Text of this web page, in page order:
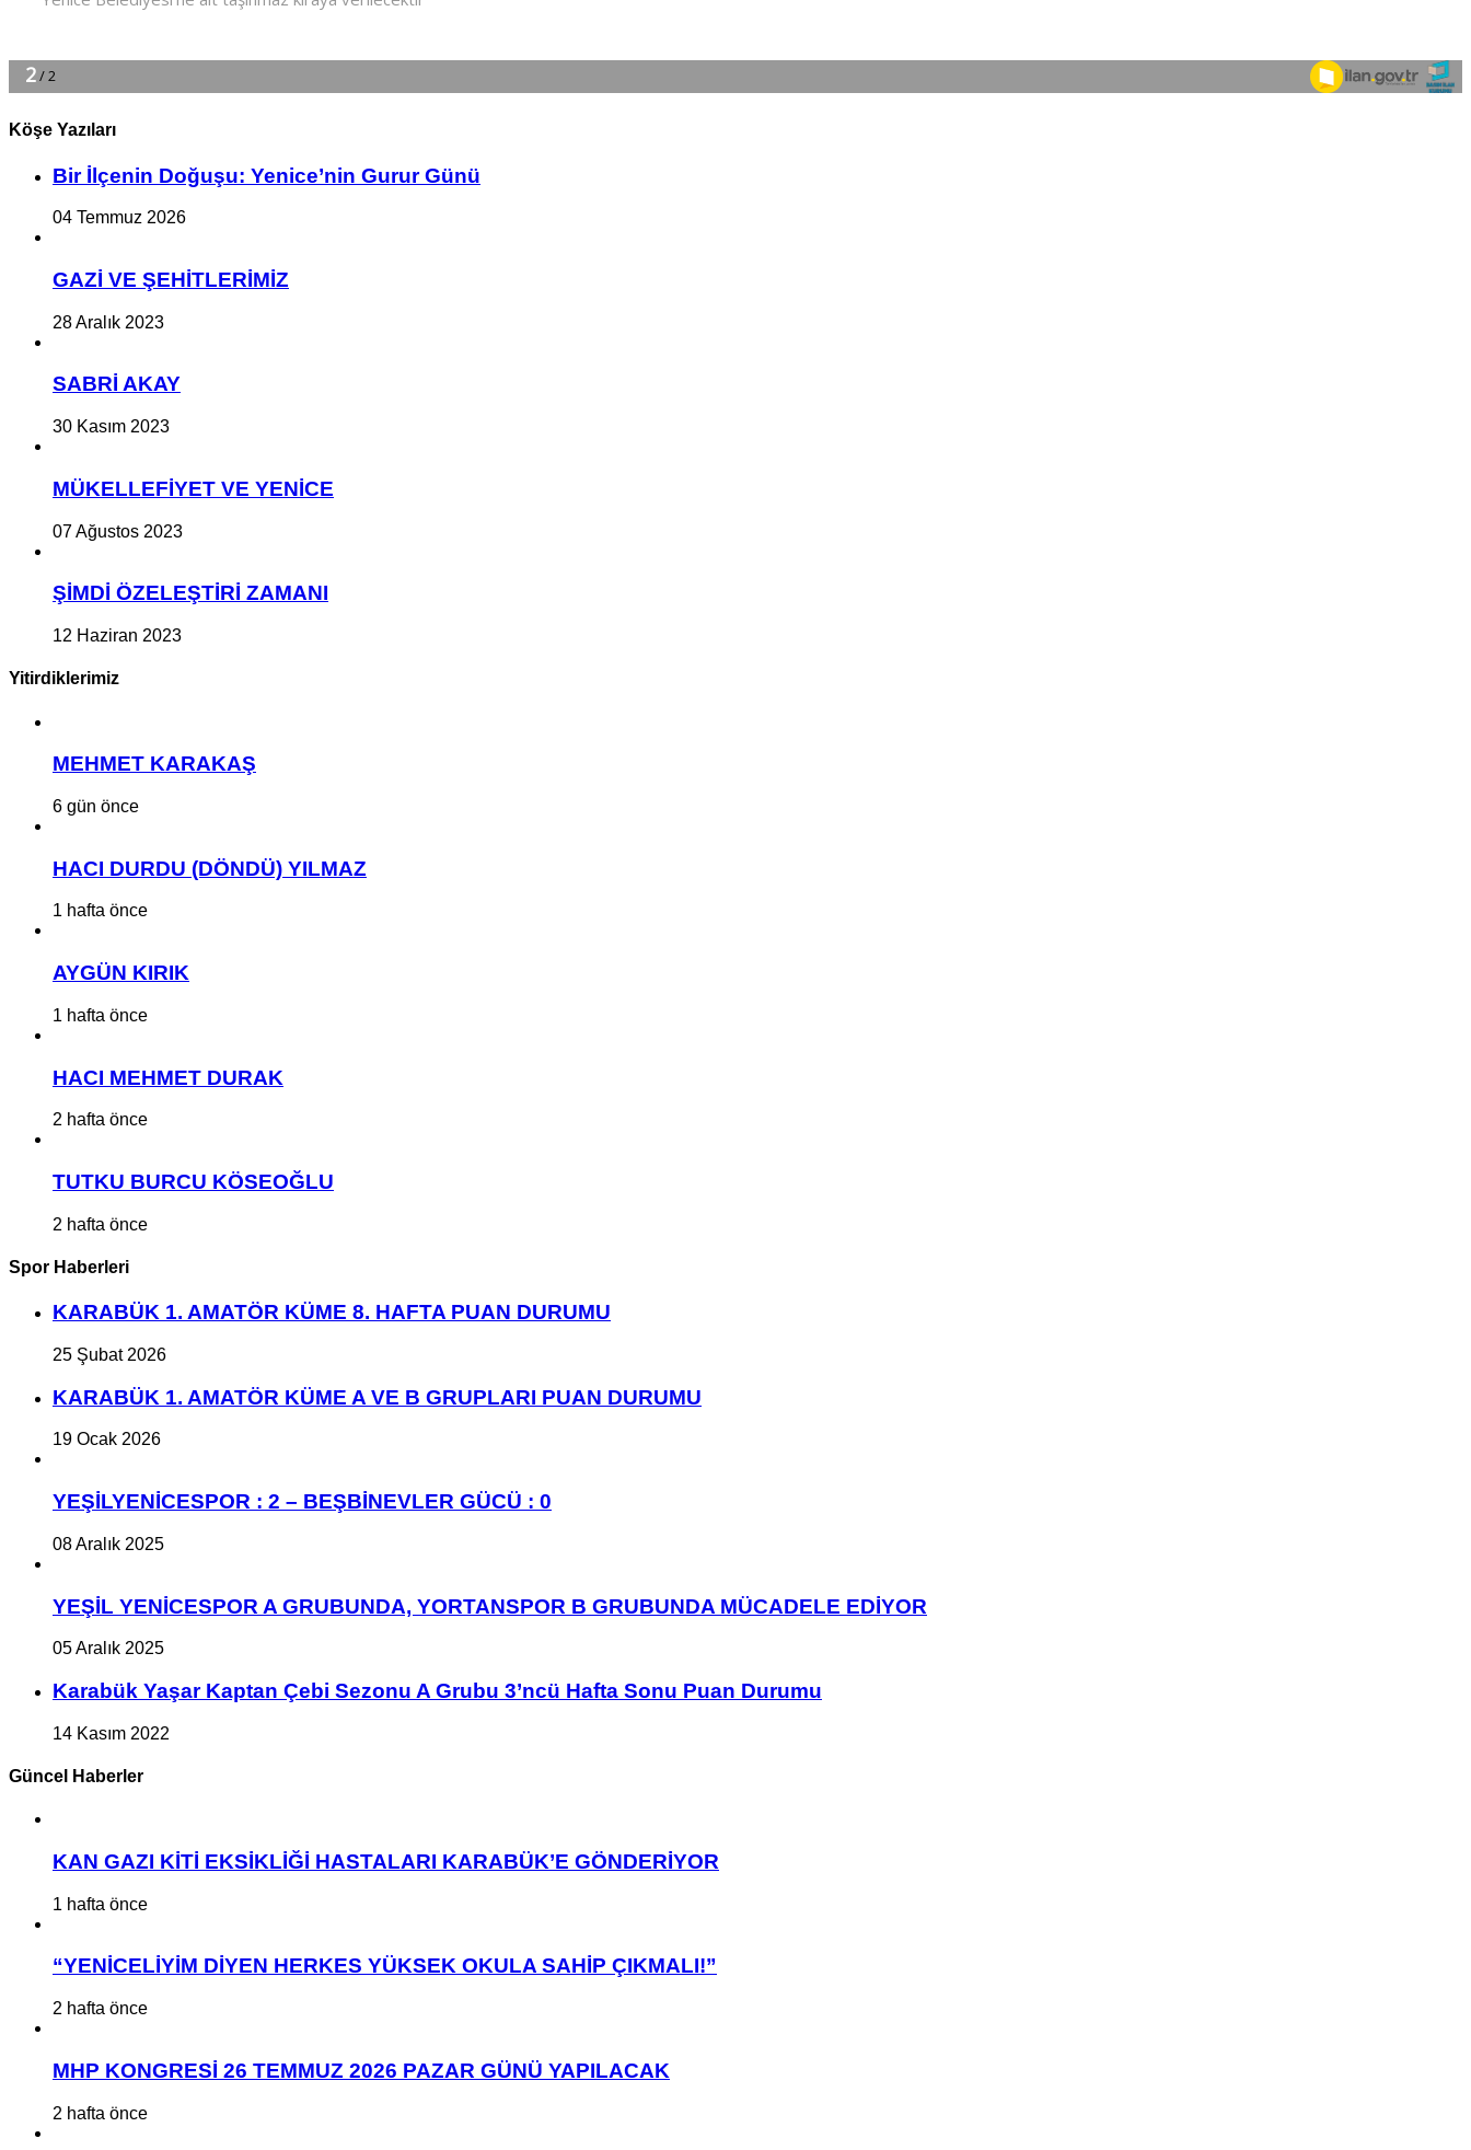
Köşe Yazıları
Bir İlçe­nin Do­ğu­şu: Ye­ni­ce’nin Gurur Günü
04 Temmuz 2026
GAZİ VE ŞEHİTLERİMİZ
28 Aralık 2023
SABRİ AKAY
30 Kasım 2023
MÜKELLEFİYET VE YENİCE
07 Ağustos 2023
ŞİMDİ ÖZELEŞTİRİ ZAMANI
12 Haziran 2023
Yitirdiklerimiz
MEHMET KARAKAŞ
6 gün önce
HACI DURDU (DÖNDÜ) YILMAZ
1 hafta önce
AYGÜN KIRIK
1 hafta önce
HACI MEHMET DURAK
2 hafta önce
TUTKU BURCU KÖSEOĞLU
2 hafta önce
Spor Haberleri
KARABÜK 1. AMATÖR KÜME 8. HAFTA PUAN DURUMU
25 Şubat 2026
KARABÜK 1. AMATÖR KÜME A VE B GRUPLARI PUAN DURUMU
19 Ocak 2026
YEŞİLYENİCESPOR : 2 – BEŞBİNEVLER GÜCÜ : 0
08 Aralık 2025
YEŞİL YENİCESPOR A GRUBUNDA, YORTANSPOR B GRUBUNDA MÜCADELE EDİYOR
05 Aralık 2025
Karabük Yaşar Kaptan Çebi Sezonu A Grubu 3’ncü Hafta Sonu Puan Durumu
14 Kasım 2022
Güncel Haberler
KAN GAZI KİTİ EKSİKLİĞİ HASTALARI KARABÜK’E GÖNDERİYOR
1 hafta önce
“YENİCELİYİM DİYEN HERKES YÜKSEK OKULA SAHİP ÇIKMALI!”
2 hafta önce
MHP KONGRESİ 26 TEMMUZ 2026 PAZAR GÜNÜ YAPILACAK
2 hafta önce